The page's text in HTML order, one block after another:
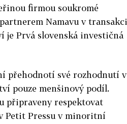
firmou soukromé
Namavu v transakci
je Prvá slovenská investičná
přehodnotí své rozhodnutí v
pouze menšinový podíl.
připraveny respektovat
Petit Pressu v minoritní